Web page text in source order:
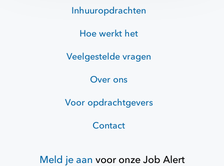
Inhuuropdrachten
Hoe werkt het
Veelgestelde vragen
Over ons
Voor opdrachtgevers
Contact
Meld je aan voor onzeJob Alert